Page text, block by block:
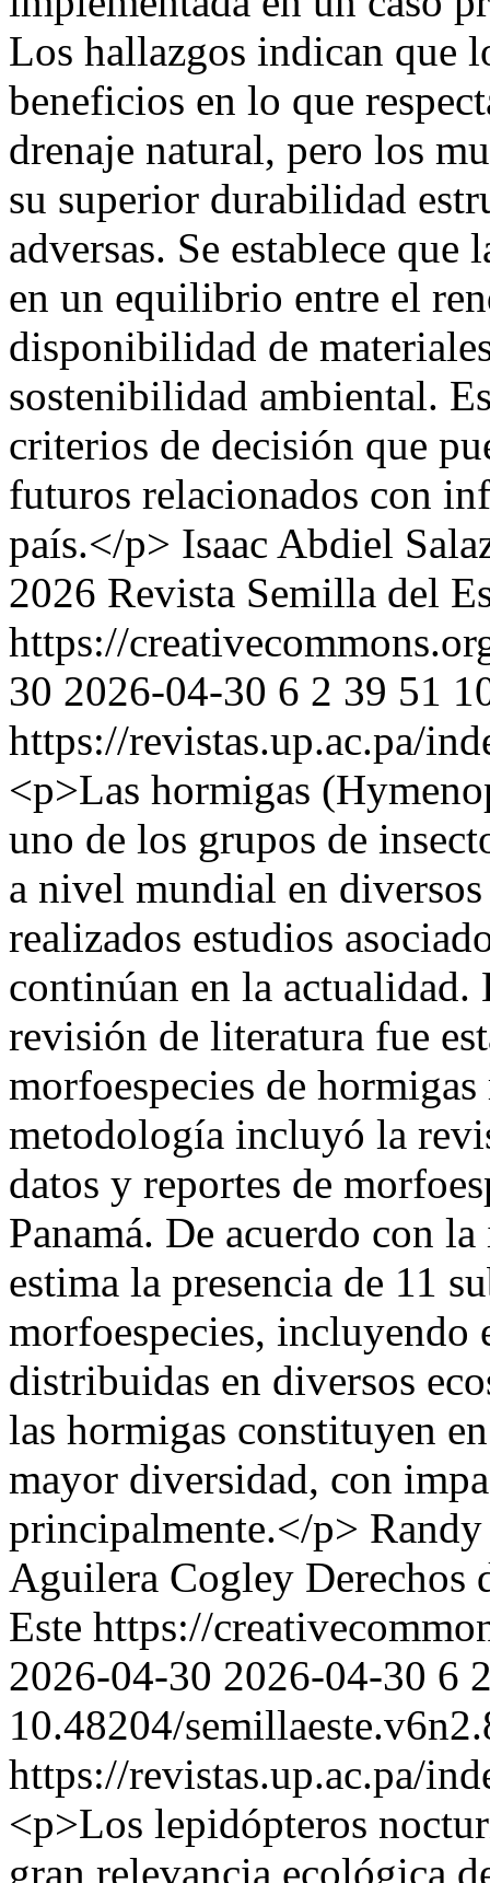
Los hallazgos indican que
beneficios en lo que
drenaje natural, pero los
su superior durabilidad
adversas. Se establece que
en un equilibrio entre el
disponibilidad de
sostenibilidad ambiental.
criterios de decisión que
futuros relacionados con
país.</p> Isaac Abdiel
2026 Revista Semilla del
https://
30 2026-04-30 6 2 39 51
https://revistas.up.ac.pa/
<p>Las hormigas
uno de los grupos de
a nivel mundial en diversos
realizados estudios
continúan en la
revisión de literatura fue
morfoespecies de
metodología incluyó la
datos y reportes de
Panamá. De acuerdo con
estima la presencia de 11
morfoespecies, incluyendo
distribuidas en diversos
las hormigas constituyen
mayor diversidad, con
principalmente.</p>
Aguilera Cogley Derechos
Este https://
2026-04-30 2026-04-30 6
10.48204/
https://revistas.up.ac.pa/
<p>Los lepidópteros
gran relevancia ecológica